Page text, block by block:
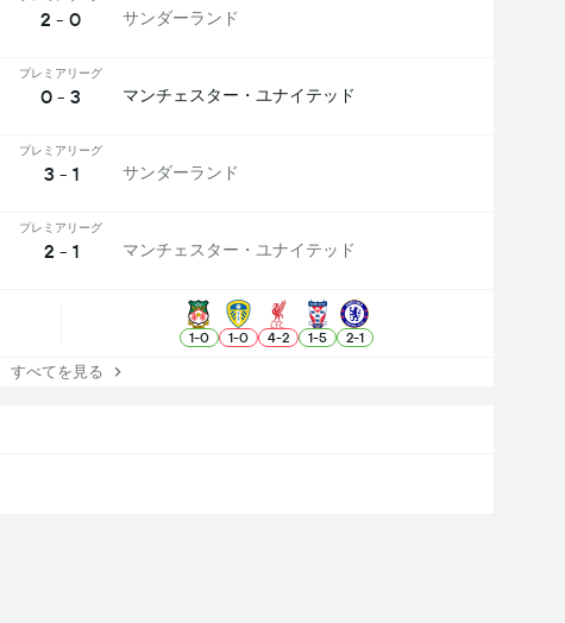
2 - 0 サンダーランド
プレミアリーグ
0 - 3 マンチェスター・ユナイテッド
プレミアリーグ
3 - 1 サンダーランド
プレミアリーグ
2 - 1 マンチェスター・ユナイテッド
1-0 1-0 4-2 1-5 2-1
すべてを見る